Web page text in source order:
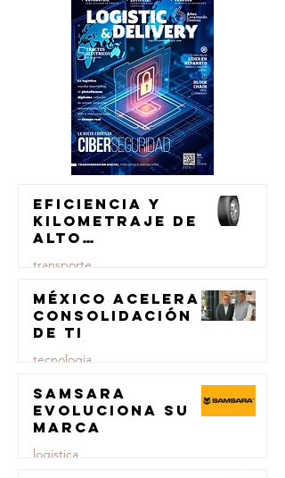
Eficiencia y
kilometraje de
alto
para el
transporte de
carga
transporte
23 jul
México acelera
consolidación
de TI
tecnologia
23 jul
Samsara
evoluciona su
marca
logistica